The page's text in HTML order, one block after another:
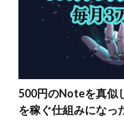
500円のNoteを真似
を稼ぐ仕組みになっ